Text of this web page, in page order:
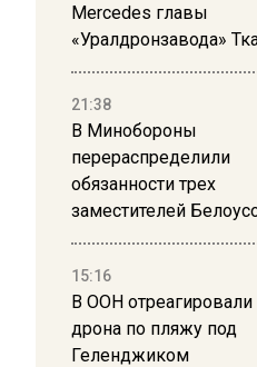
Mercedes главы
«Уралдронзавода»
21:38
В Минобороны
перераспределили
обязанности трех
заместителей
15:16
В ООН отреагировали
дрона по пляжу под
Геленджиком